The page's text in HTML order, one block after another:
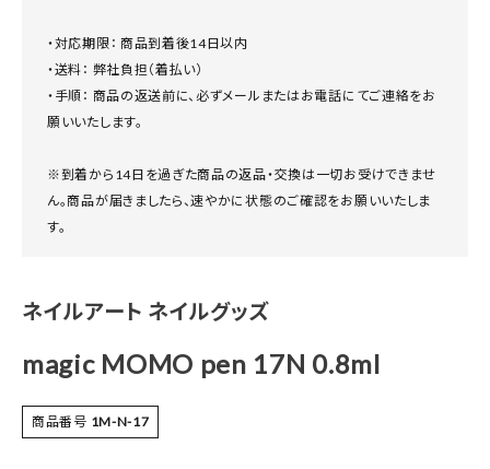
・対応期限： 商品到着後14日以内
・送料： 弊社負担（着払い）
・手順： 商品の返送前に、必ずメールまたはお電話にてご連絡をお
願いいたします。
※到着から14日を過ぎた商品の返品・交換は一切お受けできませ
ん。商品が届きましたら、速やかに状態のご確認をお願いいたしま
す。
ネイルアート ネイルグッズ
magic MOMO pen 17N 0.8ml
商品番号 1M-N-17